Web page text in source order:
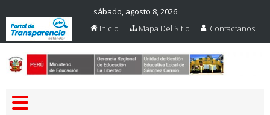
sábado, agosto 8, 2026
Inicio
Mapa Del Sitio Contactanos